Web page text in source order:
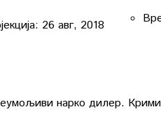
26 авг, 2018
нарко дилер.